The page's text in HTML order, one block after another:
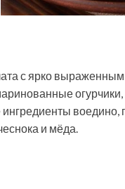
с ярко
воедино,
и мёда.